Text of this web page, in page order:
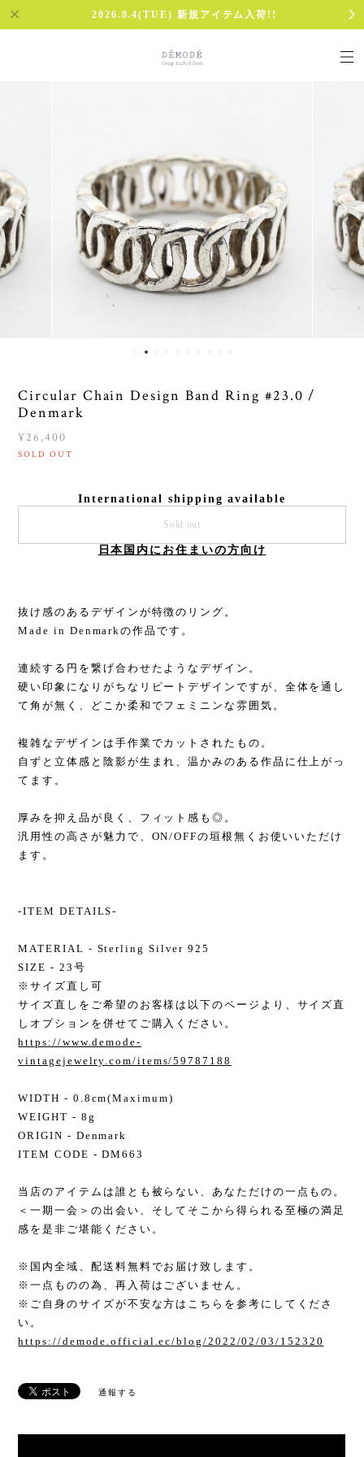
2026.8.4(TUE) 新規アイテム入荷!!
Circular Chain Design Band Ring #23.0 /
Denmark
¥26,400
SOLD OUT
International shipping available
Sold out
日本国内にお住まいの方向け
抜け感のあるデザインが特徴のリング。
Made in Denmarkの作品です。
連続する円を繋げ合わせたようなデザイン。
硬い印象になりがちなリピートデザインですが、全体を通し
て角が無く、どこか柔和でフェミニンな雰囲気。
複雑なデザインは手作業でカットされたもの。
自ずと立体感と陰影が生まれ、温かみのある作品に仕上がっ
てます。
厚みを抑え品が良く、フィット感も◎。
汎用性の高さが魅力で、ON/OFFの垣根無くお使いいただけ
ます。
-ITEM DETAILS-
MATERIAL - Sterling Silver 925
SIZE - 23号
※サイズ直し可
サイズ直しをご希望のお客様は以下のページより、サイズ直
しオプションを併せてご購入ください。
https://www.demode-
vintagejewelry.com/items/59787188
WIDTH - 0.8cm(Maximum)
WEIGHT - 8g
ORIGIN - Denmark
ITEM CODE - DM663
当店のアイテムは誰とも被らない、あなただけの一点もの。
＜一期一会＞の出会い、そしてそこから得られる至極の満足
感を是非ご堪能ください。
※国内全域、配送料無料でお届け致します。
※一点ものの為、再入荷はございません。
※ご自身のサイズが不安な方はこちらを参考にしてくださ
い。
https://demode.official.ec/blog/2022/02/03/152320
通報する